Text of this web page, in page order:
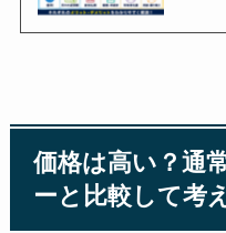
価格は高い？通
ーと比較して考